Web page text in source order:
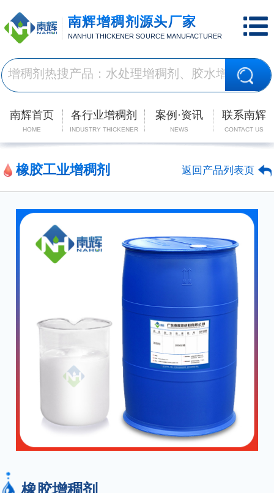
南辉增稠剂源头厂家
NANHUI THICKENER SOURCE MANUFACTURER
南辉首页
HOME
各行业增稠剂
INDUSTRY THICKENER
案例·资讯
NEWS
联系南辉
CONTACT US
橡胶工业增稠剂 返回产品列表页
橡胶增稠剂